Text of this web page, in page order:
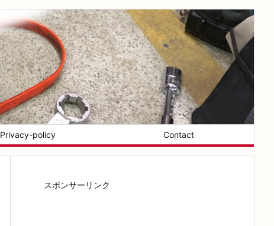
Privacy-policy Contact
スポンサーリンク